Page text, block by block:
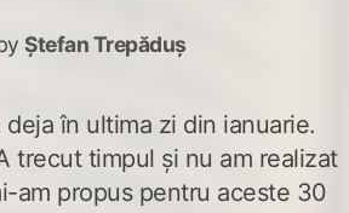
Ștefan Trepăduș
în ultima zi din ianuarie.
trecut timpul și nu am realizat
am propus pentru aceste 30